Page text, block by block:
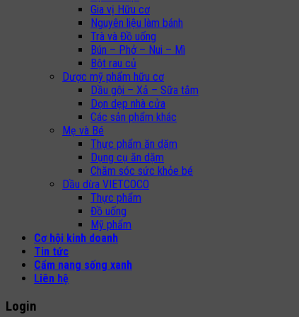
Gia vị Hữu cơ
Nguyên liệu làm bánh
Trà và Đồ uống
Bún – Phở – Nui – Mì
Bột rau củ
Dược mỹ phẩm hữu cơ
Dầu gội – Xả – Sữa tắm
Dọn dẹp nhà cửa
Các sản phẩm khác
Mẹ và Bé
Thực phẩm ăn dặm
Dụng cụ ăn dặm
Chăm sóc sức khỏe bé
Dầu dừa VIETCOCO
Thực phẩm
Đồ uống
Mỹ phẩm
Cơ hội kinh doanh
Tin tức
Cẩm nang sống xanh
Liên hệ
Login